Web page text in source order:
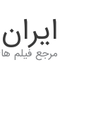
مرجع فیلم